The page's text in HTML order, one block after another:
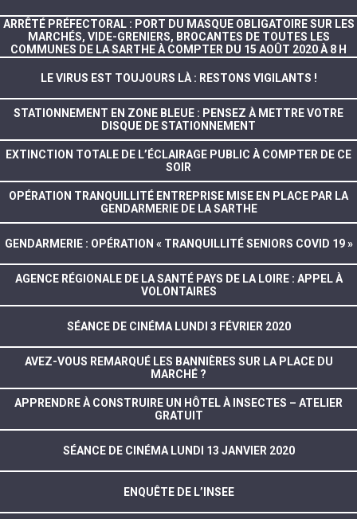
ARRÊTÉ PRÉFECTORAL : PORT DU MASQUE OBLIGATOIRE SUR LES
MARCHÉS, VIDE-GRENIERS, BROCANTES DE TOUTES LES
COMMUNES DE LA SARTHE À COMPTER DU 15 AOÛT 2020 À 8 H
LE VIRUS EST TOUJOURS LÀ : RESTONS VIGILANTS !
STATIONNEMENT EN ZONE BLEUE : PENSEZ À METTRE VOTRE
DISQUE DE STATIONNEMENT
EXTINCTION TOTALE DE L’ÉCLAIRAGE PUBLIC À COMPTER DE CE
SOIR
OPÉRATION TRANQUILLITÉ ENTREPRISE MISE EN PLACE PAR LA
GENDARMERIE DE LA SARTHE
GENDARMERIE : OPÉRATION « TRANQUILLITÉ SENIORS COVID 19 »
AGENCE RÉGIONALE DE LA SANTÉ PAYS DE LA LOIRE : APPEL À
VOLONTAIRES
SÉANCE DE CINÉMA LUNDI 3 FÉVRIER 2020
AVEZ-VOUS REMARQUÉ LES BANNIÈRES SUR LA PLACE DU
MARCHÉ ?
APPRENDRE À CONSTRUIRE UN HÔTEL À INSECTES – ATELIER
GRATUIT
SÉANCE DE CINÉMA LUNDI 13 JANVIER 2020
ENQUÊTE DE L’INSEE